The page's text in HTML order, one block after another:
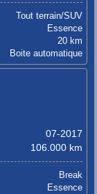
Tout terrain/SUV
Essence
20 km
Boite automatique
07-2017
106.000 km
Break
Essence